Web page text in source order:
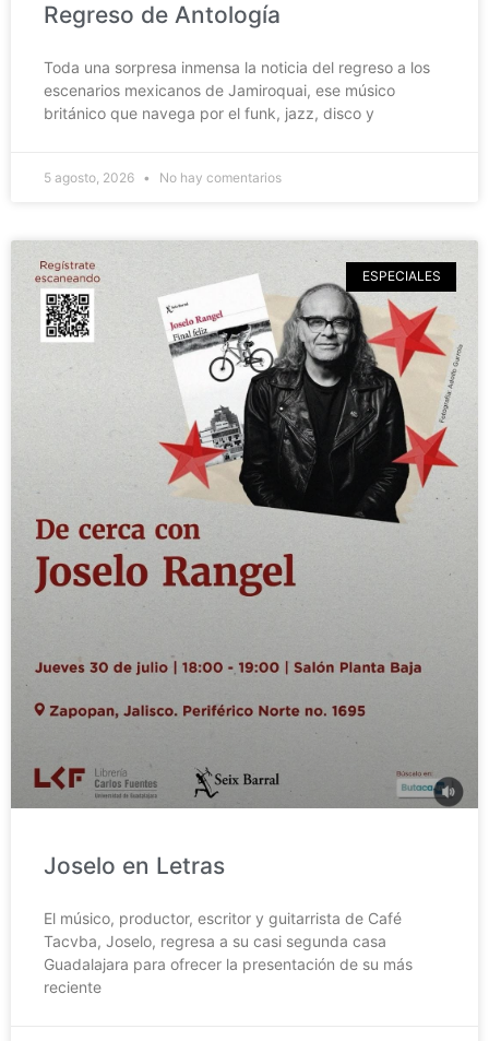
Regreso de Antología
Toda una sorpresa inmensa la noticia del regreso a los
escenarios mexicanos de Jamiroquai, ese músico
británico que navega por el funk, jazz, disco y
5 agosto, 2026 No hay comentarios
ESPECIALES
Joselo en Letras
El músico, productor, escritor y guitarrista de Café
Tacvba, Joselo, regresa a su casi segunda casa
Guadalajara para ofrecer la presentación de su más
reciente